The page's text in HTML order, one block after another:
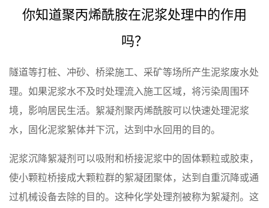
你知道聚丙烯酰胺在泥浆处理中的作用
吗？
隧道等打桩、冲砂、桥梁施工、采矿等场所产生泥浆废水处
理。如果泥浆水不及时处理流入施工区域，将污染周围环
境，影响居民生活。絮凝剂聚丙烯酰胺可以快速处理泥浆
水，固化泥浆絮体并下沉，达到中水回用的目的。
泥浆沉降絮凝剂可以吸附和桥接泥浆中的固体颗粒或胶束，
使小颗粒桥接成大颗粒群的絮凝团聚体，达到自重沉降或通
过机械设备去除的目的。这种化学处理剂被称为絮凝剂。这